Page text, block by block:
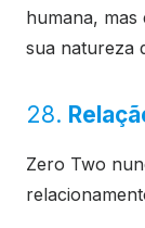
humana,
sua natureza
28.
Zero Two